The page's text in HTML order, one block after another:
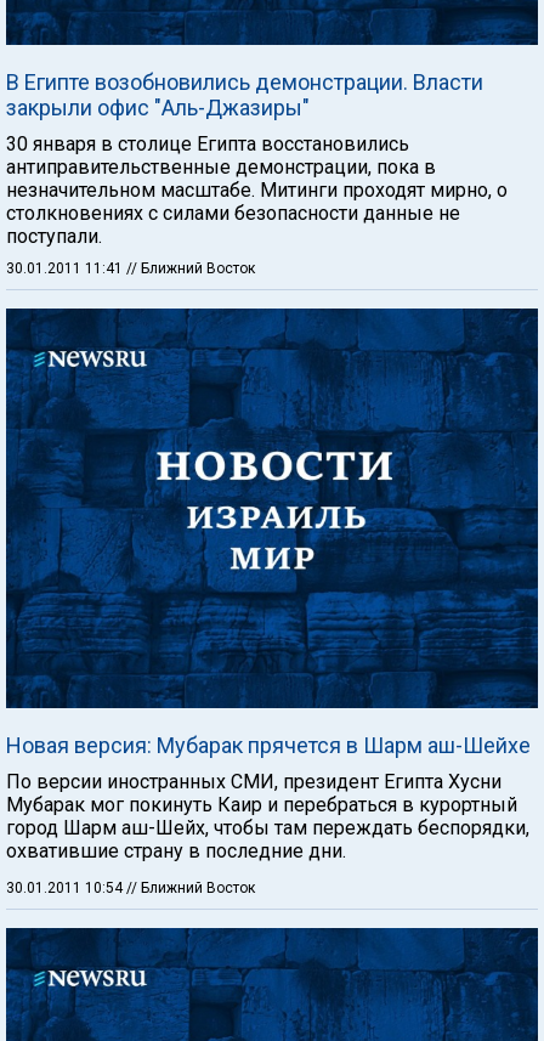
В Египте возобновились демонстрации. Власти
закрыли офис "Аль-Джазиры"
30 января в столице Египта восстановились
антиправительственные демонстрации, пока в
незначительном масштабе. Митинги проходят мирно, о
столкновениях с силами безопасности данные не
поступали.
30.01.2011 11:41 // Ближний Восток
Новая версия: Мубарак прячется в Шарм аш-Шейхе
По версии иностранных СМИ, президент Египта Хусни
Мубарак мог покинуть Каир и перебраться в курортный
город Шарм аш-Шейх, чтобы там переждать беспорядки,
охватившие страну в последние дни.
30.01.2011 10:54 // Ближний Восток